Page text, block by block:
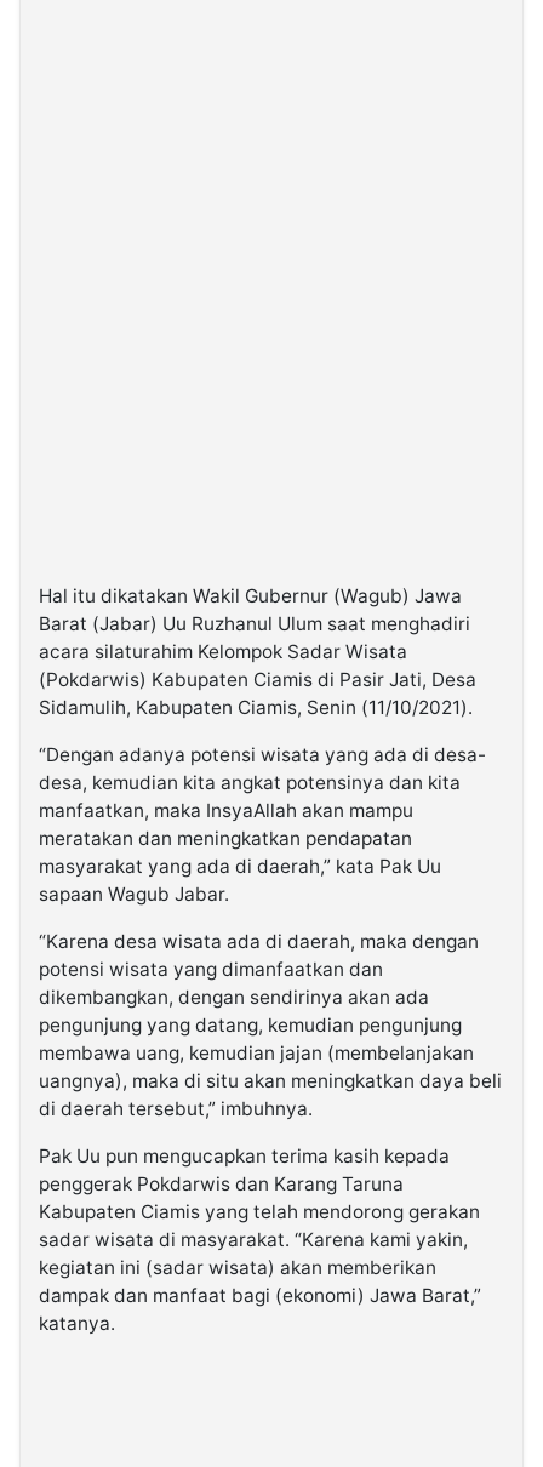
Hal itu dikatakan Wakil Gubernur (Wagub) Jawa
Barat (Jabar) Uu Ruzhanul Ulum saat menghadiri
acara silaturahim Kelompok Sadar Wisata
(Pokdarwis) Kabupaten Ciamis di Pasir Jati, Desa
Sidamulih, Kabupaten Ciamis, Senin (11/10/2021).
“Dengan adanya potensi wisata yang ada di desa-
desa, kemudian kita angkat potensinya dan kita
manfaatkan, maka InsyaAllah akan mampu
meratakan dan meningkatkan pendapatan
masyarakat yang ada di daerah,” kata Pak Uu
sapaan Wagub Jabar.
“Karena desa wisata ada di daerah, maka dengan
potensi wisata yang dimanfaatkan dan
dikembangkan, dengan sendirinya akan ada
pengunjung yang datang, kemudian pengunjung
membawa uang, kemudian jajan (membelanjakan
uangnya), maka di situ akan meningkatkan daya beli
di daerah tersebut,” imbuhnya.
Pak Uu pun mengucapkan terima kasih kepada
penggerak Pokdarwis dan Karang Taruna
Kabupaten Ciamis yang telah mendorong gerakan
sadar wisata di masyarakat. “Karena kami yakin,
kegiatan ini (sadar wisata) akan memberikan
dampak dan manfaat bagi (ekonomi) Jawa Barat,”
katanya.